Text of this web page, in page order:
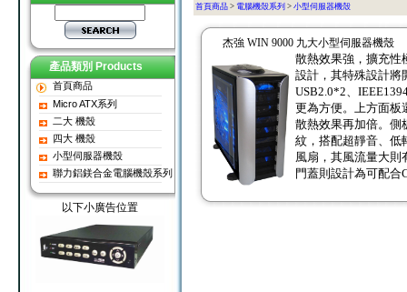
產品類別 Products
首頁商品
Micro ATX系列
二大 機殼
四大 機殼
小型伺服器機殼
聯力鋁鎂合金電腦機殼系列
以下小廣告位置
首頁商品> 電腦機殼系列 > 小型伺服器機殼
杰強 WIN 9000 九大小型伺服器機殼
散熱效果強，擴充性
設計，其特殊設計將
USB2.0*2、
更為方便。上方面板
散熱效果再加倍。側
紋，搭配超靜音、低
風扇，其風流量大則
門蓋則設計為可配合